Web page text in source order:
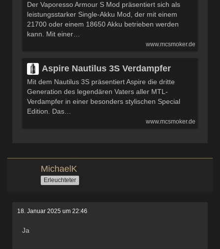
Der Vaporesso Armour S Mod präsentiert sich als
leistungsstarker Single-Akku Mod, der mit einem
21700 oder einem 18650 Akku betrieben werden
kann. Mit einer…
www.mcsmoker.de
Aspire Nautilus 3S Verdampfer
Mit dem Nautilus 3S präsentiert Aspire die dritte
Generation des legendären Vaters aller MTL-
Verdampfer in einer besonders stylischen Special
Edition. Das…
www.mcsmoker.de
MichaelK
Erleuchteter
18. Januar 2025 um 22:46
Ja